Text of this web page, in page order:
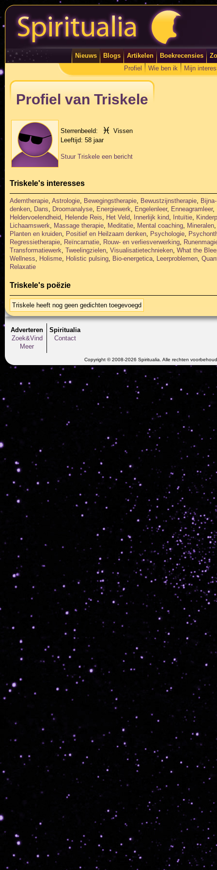
Nieuws Blogs Artikelen Boekrecensies
Profiel
Wie ben ik Mijn
Profiel van Triskele
Sterrenbeeld:
Vissen
Leeftijd: 58 jaar
Stuur Triskele een bericht
Triskele's interesses
Ademtherapie, Astrologie, Bewegingstherapie, Bewustzijnstherapie,
denken, Dans, Droomanalyse, Energiewerk, Engelenleer, Enneagramleer,
Heldervoelendheid, Helende Reis, Het Veld, Innerlijk kind, Intuïtie,
Lichaamswerk, Massage therapie, Meditatie, Mental coaching, Mineralen
Planten en kruiden, Positief en Heilzaam denken, Psychologie,
Regressietherapie, Reïncarnatie, Rouw- en verliesverwerking,
Transformatiewerk, Tweelingzielen, Visualisatietechnieken, What the
Wellness, Holisme, Holistic pulsing, Bio-energetica, Leerproblemen,
Relaxatie
Triskele's poëzie
Triskele heeft nog geen gedichten toegevoegd
Adverteren
Zoek&Vind
Meer
Spiritualia
Contact
Copyright © 2008-2026 Spiritualia. Alle rechten